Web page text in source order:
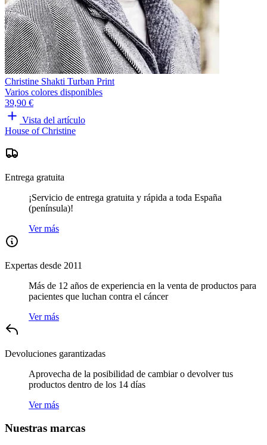
Christine Shakti Turban Print
Varios colores disponibles
39,90 €
Vista del artículo
House of Christine
Entrega gratuita
¡Servicio de entrega gratuita y rápida a toda España
(península)!
Ver más
Expertas desde 2011
Más de 12 años de experiencia en la venta de productos para
pacientes que luchan contra el cáncer
Ver más
Devoluciones garantizadas
Aprovecha de la posibilidad de cambiar o devolver tus
productos dentro de los 14 días
Ver más
Nuestras marcas